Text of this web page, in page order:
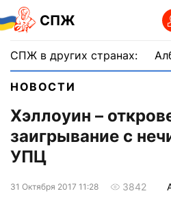
СПЖ
СПЖ в других странах:
НОВОСТИ
Хэллоуин –
заигрывание с
УПЦ
31 Октября 2017 11:28 3842